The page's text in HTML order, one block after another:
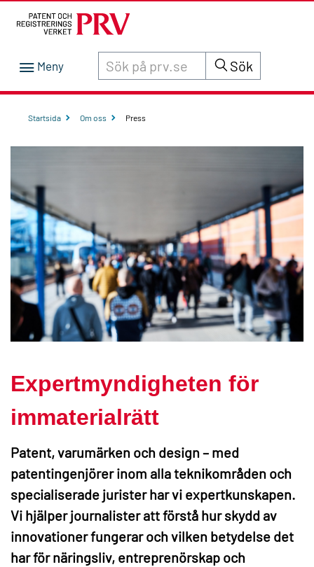
Sök innehåll på siten prv.se Sök
Startsida Om oss Press
Expertmyndigheten för
immaterialrätt
Patent, varumärken och design – med
patentingenjörer inom alla teknikområden och
specialiserade jurister har vi expertkunskapen.
Vi hjälper journalister att förstå hur skydd av
innovationer fungerar och vilken betydelse det
har för näringsliv, entreprenörskap och